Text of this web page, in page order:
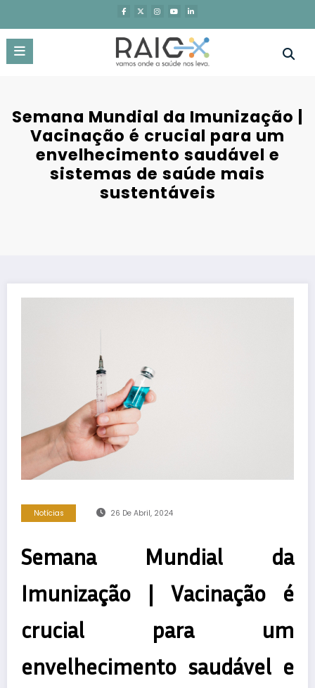
o
conteúdo
Semana Mundial da Imunização |
Vacinação é crucial para um
envelhecimento saudável e
sistemas de saúde mais
sustentáveis
Notícias 26 De Abril, 2024
Semana Mundial da
Imunização | Vacinação é
crucial para um
envelhecimento saudável e